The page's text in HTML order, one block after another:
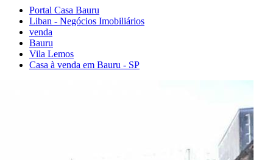
Portal Casa Bauru
Liban - Negócios Imobiliários
venda
Bauru
Vila Lemos
Casa à venda em Bauru - SP